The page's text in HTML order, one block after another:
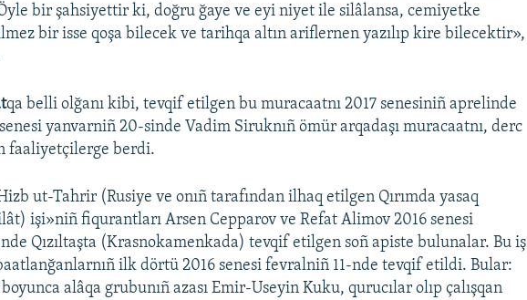
bir şahsiyettir ki, doğru ğaye ve eyi niyet ile silâlansa, cemiyetke
bir isse qoşa bilecek ve tarihqa altın ariflernen yazılıp kire bilecektir»,
qa belli olğanı kibi, tevqif etilgen bu muracaatnı 2017 senesiniñ aprelinde
yanvarniñ 20-sinde Vadim Siruknıñ ömür arqadaşı muracaatnı, derc
faaliyetçilerge berdi.
ut-Tahrir (Rusiye ve onıñ tarafından ilhaq etilgen Qırımda yasaq
işi»niñ fiqurantları Arsen Cepparov ve Refat Alimov 2016 senesi
Qızıltaşta (Krasnokamenkada) tevqif etilgen soñ apiste bulunalar. Bu iş
ilk dörtü 2016 senesi fevralniñ 11-nde tevqif etildi. Bular:
alâqa grubunıñ azası Emir-Useyin Kuku, qurucılar olıp çalışqan